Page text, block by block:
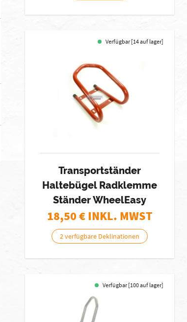
Verfügbar [14 auf lager]
Transportständer
Haltebügel Radklemme
Ständer WheelEasy
18,50€ INKL. MWST
2 verfügbare Deklinationen
Verfügbar [100 auf lager]